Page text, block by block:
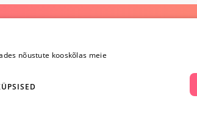
Kauba tagastamine
nõustute kooskõlas meie